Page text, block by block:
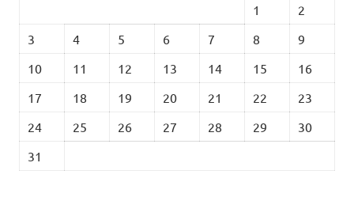
1
2
3
4 5 6 7 8
9
10
11 12 13 14 15
16
17
18 19 20 21 22
23
24
25 26 27 28 29
30
31